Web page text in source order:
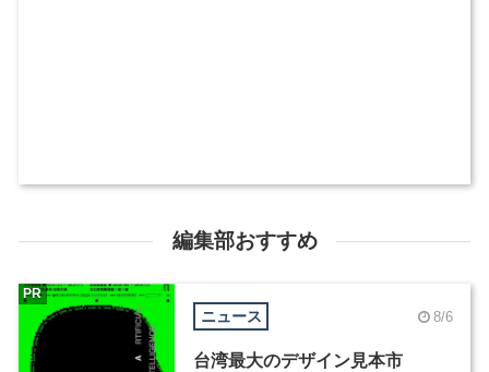
編集部おすすめ
ニュース 8/6
台湾最大のデザイン見本市
PR